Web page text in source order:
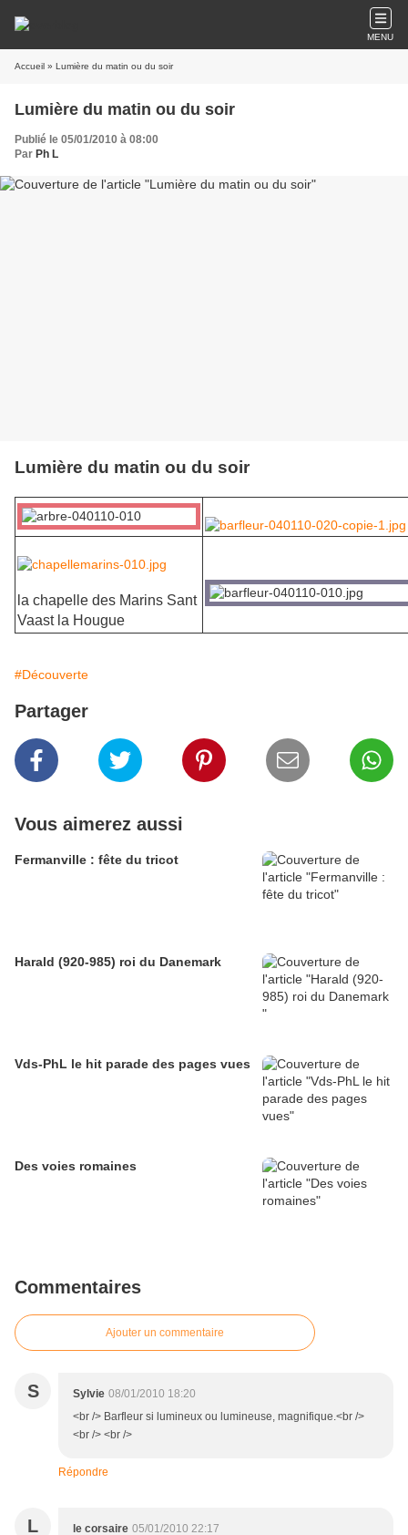
MENU
Accueil » Lumière du matin ou du soir
Lumière du matin ou du soir
Publié le 05/01/2010 à 08:00
Par Ph L
Lumière du matin ou du soir
la chapelle des Marins Sant
Vaast la Hougue
#Découverte
Partager
Vous aimerez aussi
Fermanville : fête du tricot
Harald (920-985) roi du Danemark
Vds-PhL le hit parade des pages vues
Des voies romaines
Commentaires
Ajouter un commentaire
S Sylvie 08/01/2010 18:20
<br /> Barfleur si lumineux ou lumineuse, magnifique.<br />
<br /> <br />
Répondre
L le corsaire 05/01/2010 22:17